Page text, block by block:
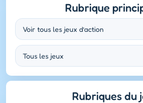
Rubrique
Voir tous les jeux d’action
Tous les jeux
Rubriques du